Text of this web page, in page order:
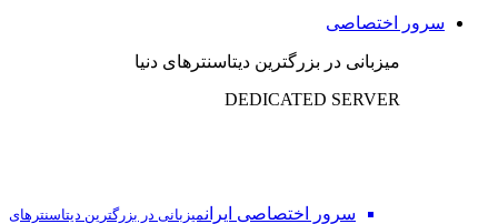
سرور اختصاصی
میزبانی در بزرگترین دیتاسنترهای دنیا
DEDICATED SERVER
سرور اختصاصی ایرانمیزبانی در بزرگترین دیتاسنترهای